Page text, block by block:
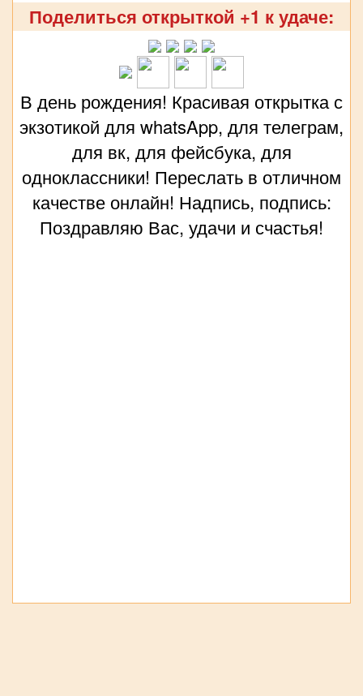
Поделиться открыткой +1 к удаче:
В день рождения! Красивая открытка с
экзотикой для whatsApp, для телеграм,
для вк, для фейсбука, для
одноклассники! Переслать в отличном
качестве онлайн! Надпись, подпись:
Поздравляю Вас, удачи и счастья!